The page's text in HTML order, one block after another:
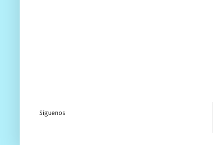
Síguenos